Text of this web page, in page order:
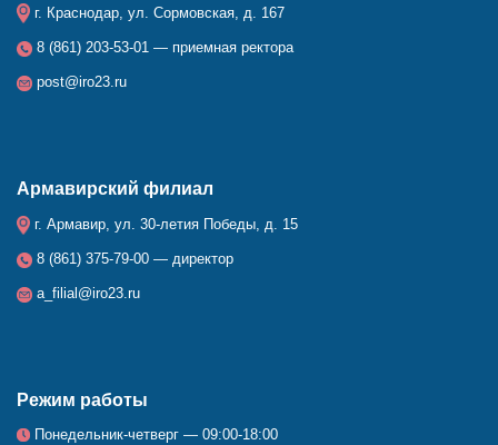
г. Краснодар, ул. Сормовская, д. 167
8 (861) 203-53-01 — приемная ректора
post@iro23.ru
Армавирский филиал
г. Армавир, ул. 30-летия Победы, д. 15
8 (861) 375-79-00 — директор
a_filial@iro23.ru
Режим работы
Понедельник-четверг — 09:00-18:00